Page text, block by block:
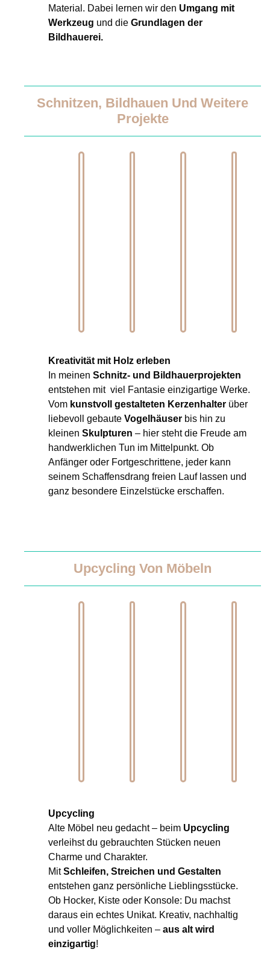
Material. Dabei lernen wir den Umgang mit
Werkzeug und die Grundlagen der
Bildhauerei.
Schnitzen, Bildhauen Und Weitere
Projekte
Kreativität mit Holz erleben
In meinen Schnitz- und Bildhauerprojekten
entstehen mit viel Fantasie einzigartige Werke.
Vom kunstvoll gestalteten Kerzenhalter über
liebevoll gebaute Vogelhäuser bis hin zu
kleinen Skulpturen – hier steht die Freude am
handwerklichen Tun im Mittelpunkt. Ob
Anfänger oder Fortgeschrittene, jeder kann
seinem Schaffensdrang freien Lauf lassen und
ganz besondere Einzelstücke erschaffen.
Upcycling Von Möbeln
Upcycling
Alte Möbel neu gedacht – beim Upcycling
verleihst du gebrauchten Stücken neuen
Charme und Charakter.
MitSchleifen, Streichen und Gestalten
entstehen ganz persönliche Lieblingsstücke.
Ob Hocker, Kiste oder Konsole: Du machst
daraus ein echtes Unikat. Kreativ, nachhaltig
und voller Möglichkeiten – aus alt wird
einzigartig!